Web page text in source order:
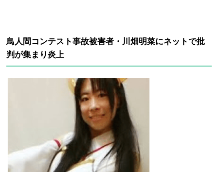
鳥人間コンテスト事故被害者・川畑明菜にネットで批
判が集まり炎上